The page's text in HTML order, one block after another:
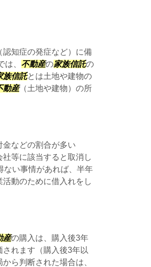
知症の発症など）に備
は、不動産の家族信託の
族信託とは土地や建物の
動産（土地や建物）の所
などの割合が多い
社等に該当すると取消し
ない事情があれば、半年
動のために借入れをし
産の購入は、購入後3年
れます（購入後3年以
ら判断された場合は、